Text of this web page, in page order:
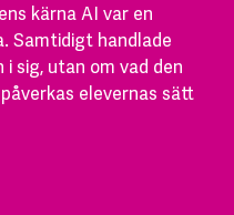
kärna AI var en
Samtidigt handlade
sig, utan om vad den
elevernas sätt